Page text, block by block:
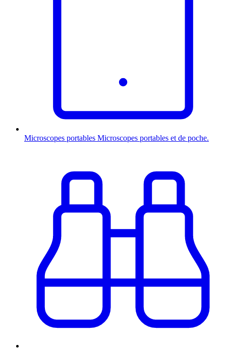
Microscopes portables Microscopes portables et de poche.